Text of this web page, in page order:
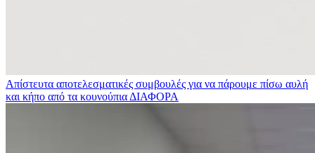
Απίστευτα αποτελεσματικές συμβουλές για να πάρουμε πίσω αυλή
και κήπο από τα κουνούπιαΔΙΑΦΟΡΑ